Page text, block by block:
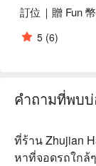
訂位｜贈 Fun 幣
5 (6)
คำถามที่พบ
ที่ร้าน Zhujian
หาที่จอดรถใกล้